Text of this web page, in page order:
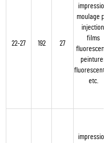
22-27 192 27
impression,
moulage par
injection,
films
fluorescents,
peintures
etc.
impression,